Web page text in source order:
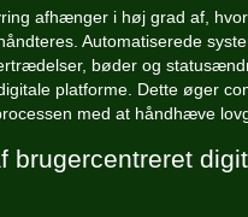
afhænger i høj grad af,
Automatiserede
bøder og
platforme. Dette øger
med at håndhæve
brugercentreret